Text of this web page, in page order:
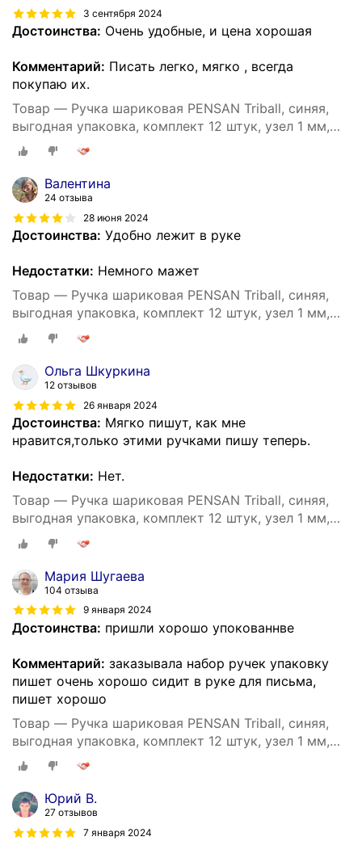
3 сентября 2024
Достоинства: Очень удобные, и цена хорошая
Комментарий: Писать легко, мягко , всегда
покупаю их.
Товар — Ручка шариковая PENSAN Triball, синяя,
выгодная упаковка, комплект 12 штук, узел 1 мм,
880174
Валентина
24 отзыва
28 июня 2024
Достоинства: Удобно лежит в руке
Недостатки: Немного мажет
Товар — Ручка шариковая PENSAN Triball, синяя,
выгодная упаковка, комплект 12 штук, узел 1 мм,
880174
Ольга Шкуркина
12 отзывов
26 января 2024
Достоинства: Мягко пишут, как мне
нравится,только этими ручками пишу теперь.
Недостатки: Нет.
Товар — Ручка шариковая PENSAN Triball, синяя,
выгодная упаковка, комплект 12 штук, узел 1 мм,
880174
Мария Шугаева
104 отзыва
9 января 2024
Достоинства: пришли хорошо упокованнве
Комментарий: заказывала набор ручек упаковку
пишет очень хорошо сидит в руке для письма,
пишет хорошо
Товар — Ручка шариковая PENSAN Triball, синяя,
выгодная упаковка, комплект 12 штук, узел 1 мм,
880174
Юрий В.
27 отзывов
7 января 2024